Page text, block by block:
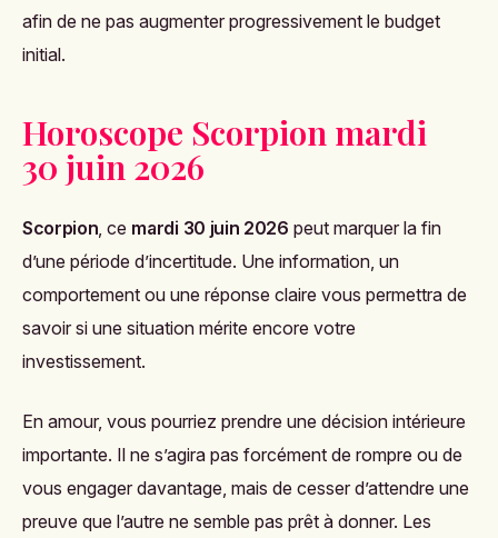
afin de ne pas augmenter progressivement le budget
initial.
Horoscope Scorpion mardi
30 juin 2026
Scorpion, ce mardi 30 juin 2026 peut marquer la fin
d’une période d’incertitude. Une information, un
comportement ou une réponse claire vous permettra de
savoir si une situation mérite encore votre
investissement.
En amour, vous pourriez prendre une décision intérieure
importante. Il ne s’agira pas forcément de rompre ou de
vous engager davantage, mais de cesser d’attendre une
preuve que l’autre ne semble pas prêt à donner. Les